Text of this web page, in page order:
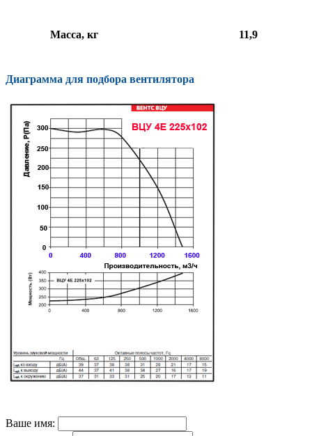
Масса, кг 11,9
Диаграмма для подбора вентилятора
Ваше имя: